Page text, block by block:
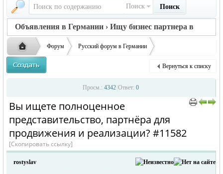
Поиск Поиск
Объявления в Германии › Ищу бизнес партнера в
ГерманииФорум Русский форум в Германии
Объявления в Германии
›
Ищу бизнес партнера в Германии
Вы ищете полноценное предст ...
Вернуться к списку
Просм.: 4342 Ответ: 0
Вы ищете полноценное
представительство, партнёра для
продвижения и реализации? #11582
[Скопировать ссылку]
rostyslav